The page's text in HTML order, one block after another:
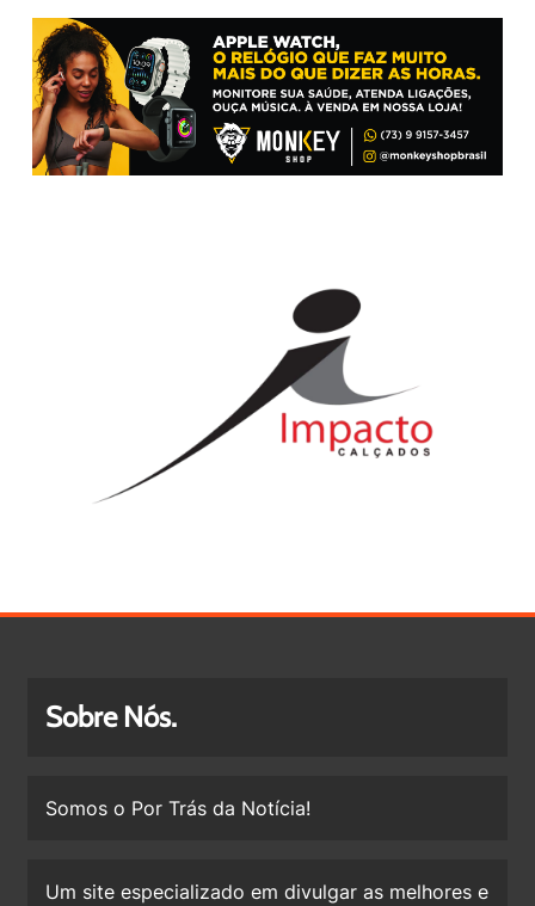
Sobre Nós.
Somos o Por Trás da Notícia!
Um site especializado em divulgar as melhores e